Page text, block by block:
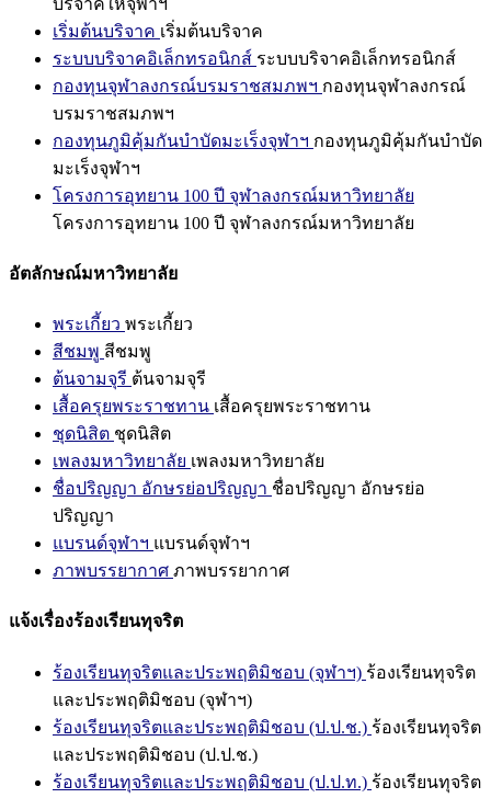
เริ่มต้นบริจาค เริ่มต้นบริจาค
ระบบบริจาคอิเล็กทรอนิกส์ ระบบบริจาคอิเล็กทรอนิกส์
กองทุนจุฬาลงกรณ์บรมราชสมภพฯ กองทุนจุฬาลงกรณ์
บรมราชสมภพฯ
กองทุนภูมิคุ้มกันบำบัดมะเร็งจุฬาฯ กองทุนภูมิคุ้มกันบำบัด
มะเร็งจุฬาฯ
โครงการอุทยาน 100 ปี จุฬาลงกรณ์มหาวิทยาลัย
โครงการอุทยาน 100 ปี จุฬาลงกรณ์มหาวิทยาลัย
อัตลักษณ์มหาวิทยาลัย
พระเกี้ยว พระเกี้ยว
สีชมพู สีชมพู
ต้นจามจุรี ต้นจามจุรี
เสื้อครุยพระราชทาน เสื้อครุยพระราชทาน
ชุดนิสิต ชุดนิสิต
เพลงมหาวิทยาลัย เพลงมหาวิทยาลัย
ชื่อปริญญา อักษรย่อปริญญา ชื่อปริญญา อักษรย่อ
ปริญญา
แบรนด์จุฬาฯ แบรนด์จุฬาฯ
ภาพบรรยากาศ ภาพบรรยากาศ
แจ้งเรื่องร้องเรียนทุจริต
ร้องเรียนทุจริตและประพฤติมิชอบ (จุฬาฯ) ร้องเรียนทุจริต
และประพฤติมิชอบ (จุฬาฯ)
ร้องเรียนทุจริตและประพฤติมิชอบ (ป.ป.ช.) ร้องเรียนทุจริต
และประพฤติมิชอบ (ป.ป.ช.)
ร้องเรียนทุจริตและประพฤติมิชอบ (ป.ป.ท.) ร้องเรียนทุจริต